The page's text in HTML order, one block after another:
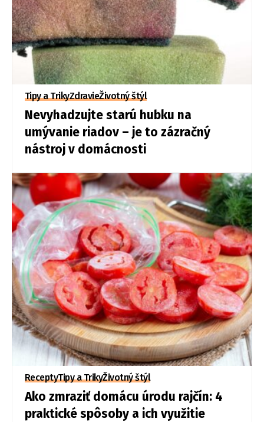
Tipy a TrikyZdravieŽivotný štýl
Nevyhadzujte starú hubku na
umývanie riadov – je to zázračný
nástroj v domácnosti
ReceptyTipy a TrikyŽivotný štýl
Ako zmraziť domácu úrodu rajčín: 4
praktické spôsoby a ich využitie